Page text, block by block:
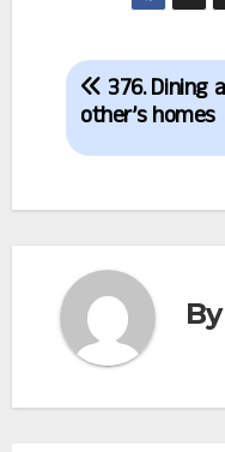
Post
navigation
376. Dining
other’s homes